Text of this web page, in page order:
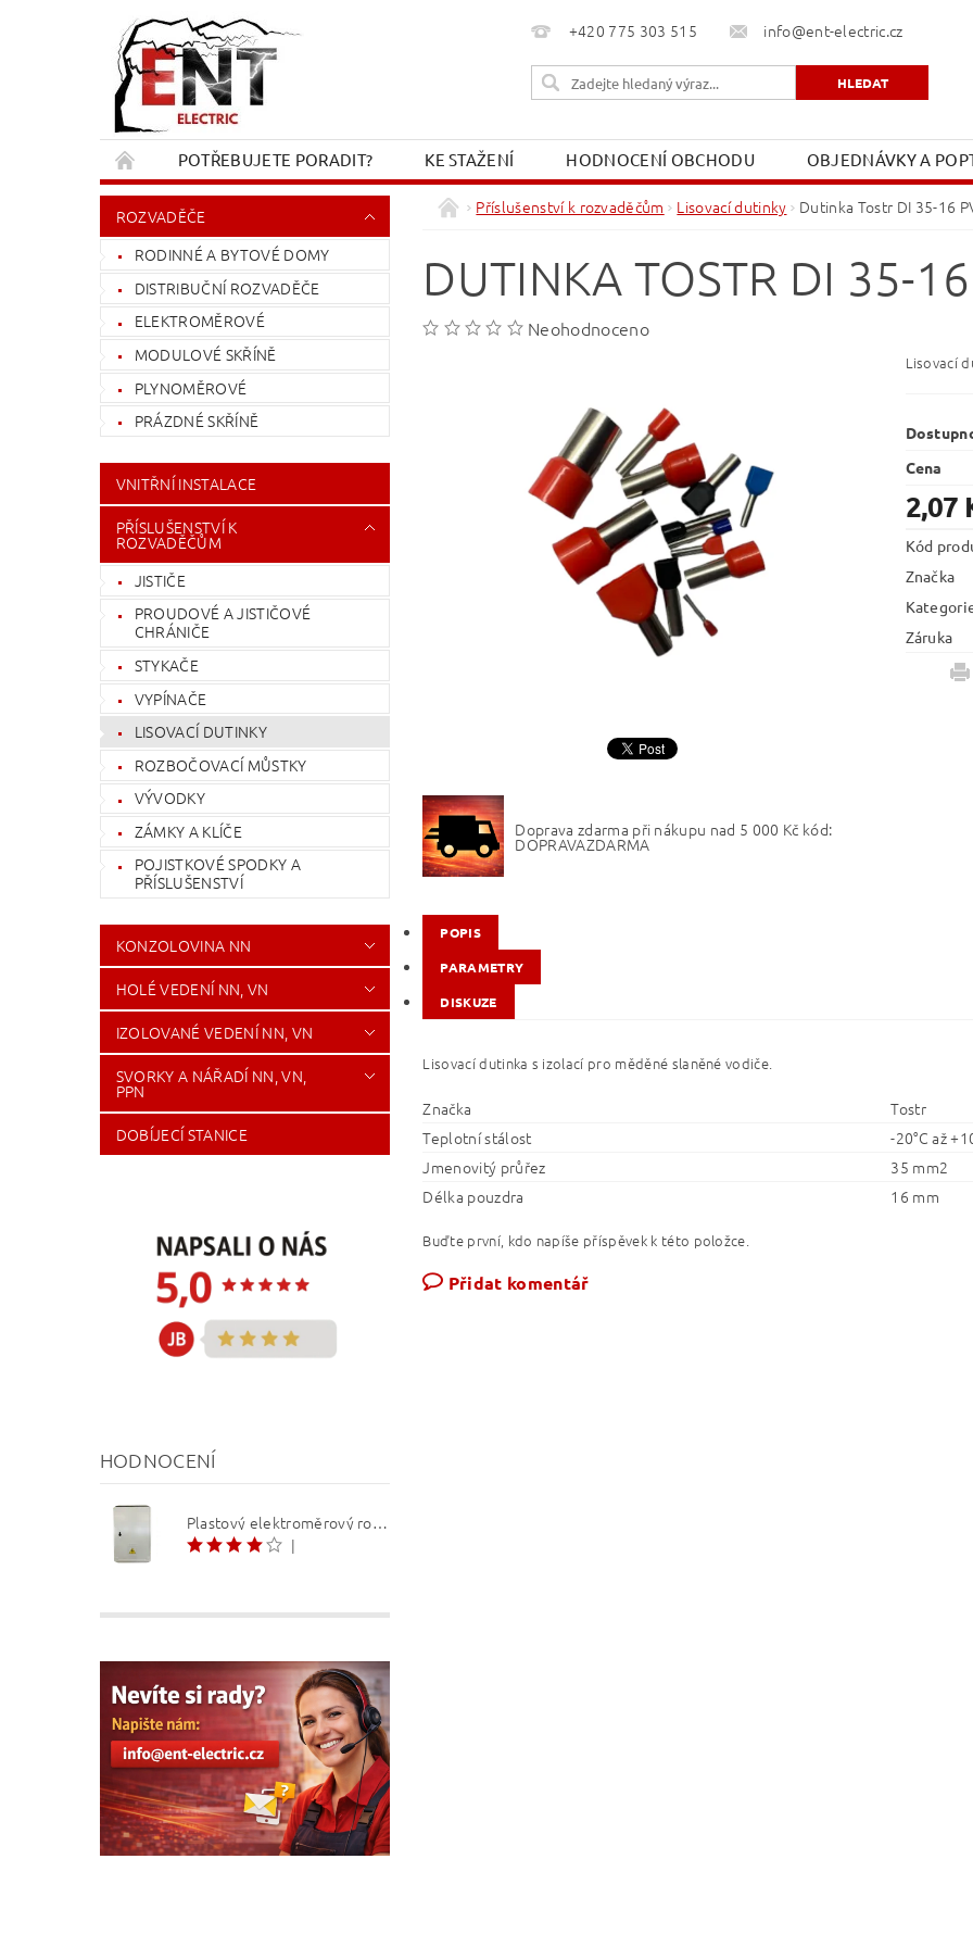
+420 775 303 515 info@ent-electric.cz
POTŘEBUJETE PORADIT? KE STAŽENÍ HODNOCENÍ OBCHODU
OBJEDNÁVKY A
REKLAMACE A VRÁCENÍ
KONTAKT OBCHODNÍ PODMÍNKY MOJE OBJEDNÁVKA
ROZVADĚČE
RODINNÉ A BYTOVÉ DOMY
DISTRIBUČNÍ ROZVADĚČE
ELEKTROMĚROVÉ
MODULOVÉ SKŘÍNĚ
PLYNOMĚROVÉ
PRÁZDNÉ SKŘÍNĚ
VNITŘNÍ INSTALACE
PŘÍSLUŠENSTVÍ K
ROZVADĚČŮM
JISTIČE
PROUDOVÉ A JISTIČOVÉ
CHRÁNIČE
STYKAČE
VYPÍNAČE
LISOVACÍ DUTINKY
ROZBOČOVACÍ MŮSTKY
VÝVODKY
ZÁMKY A KLÍČE
POJISTKOVÉ SPODKY A
PŘÍSLUŠENSTVÍ
KONZOLOVINA NN
HOLÉ VEDENÍ NN, VN
IZOLOVANÉ VEDENÍ NN, VN
SVORKY A NÁŘADÍ NN, VN,
PPN
DOBÍJECÍ STANICE
HODNOCENÍ
Plastový elektroměrový rozvaděč ER 212 NVP7P 40A QM (3f 1/2 S) 1bod. (O3/4)
|
Příslušenství k rozvaděčům Lisovací dutinky Dutinka Tostr DI 35-16
DUTINKA TOSTR DI 35-
Neohodnoceno
Lisovací
Cena
2,07
Kód
Značka
Záruka
Doprava zdarma při nákupu nad 5 000 Kč kód:
DOPRAVAZDARMA
POPIS
PARAMETRY
DISKUZE
Lisovací dutinka s izolací pro měděné slaněné vodiče.
Značka
Tostr
Teplotní stálost
-20°C až
Jmenovitý průřez
35 mm2
Délka pouzdra
16 mm
Buďte první, kdo napíše příspěvek k této položce.
Přidat komentář